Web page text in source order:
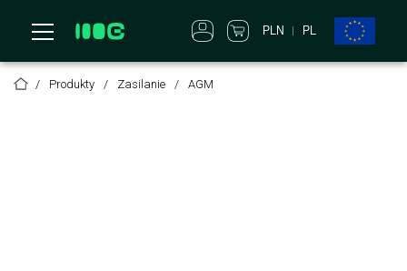
PLN PL
Produkty Zasilanie AGM